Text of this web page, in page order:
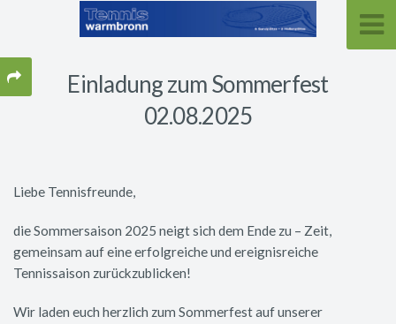
Einladung zum Sommerfest
02.08.2025
Liebe Tennisfreunde,
die Sommersaison 2025 neigt sich dem Ende zu – Zeit,
gemeinsam auf eine erfolgreiche und ereignisreiche
Tennissaison zurückzublicken!
Wir laden euch herzlich zum Sommerfest auf unserer